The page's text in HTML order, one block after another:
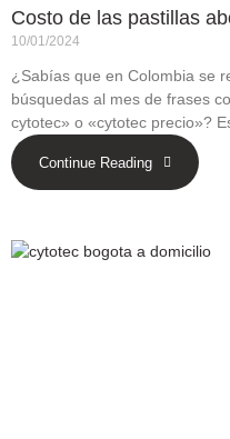
Costo de las pastillas
10/01/2024
¿Sabías que en Colombia se
búsquedas al mes de frases
cytotec» o «cytotec precio»?
Continue Reading